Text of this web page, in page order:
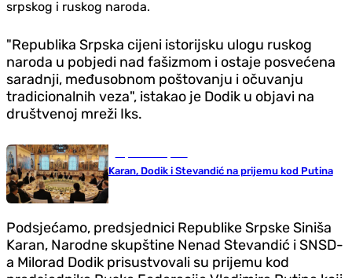
srpskog i ruskog naroda.
"Republika Srpska cijeni istorijsku ulogu ruskog
naroda u pobjedi nad fašizmom i ostaje posvećena
saradnji, međusobnom poštovanju i očuvanju
tradicionalnih veza", istakao je Dodik u objavi na
društvenoj mreži Iks.
Karan, Dodik i Stevandić na prijemu kod Putina
Podsjećamo, predsjednici Republike Srpske Siniša
Karan, Narodne skupštine Nenad Stevandić i SNSD-
a Milorad Dodik prisustvovali su prijemu kod